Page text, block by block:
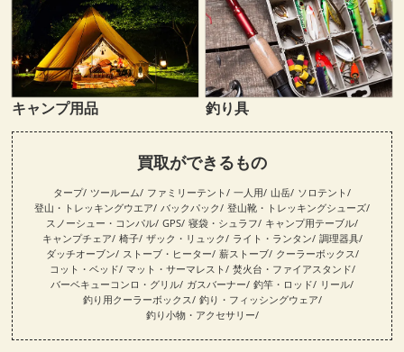
キャンプ用品 釣り具
買取ができるもの
タープ ツールーム ファミリーテント 一人用 山岳 ソロテント
登山・トレッキングウエア
バックパック
登山靴・トレッキングシューズ
スノーシュー・コンパル GPS 寝袋・シュラフ
キャンプ用テーブル
キャンプチェア 椅子 ザック・リュック ライト・ランタン 調理器具
ダッチオーブン
ストーブ・ヒーター 薪ストーブ
クーラーボックス
コット・ベッド
マット・サーマレスト
焚火台・ファイアスタンド
バーベキューコンロ・グリル ガスバーナー 釣竿・ロッド
リール
釣り用クーラーボックス
釣り・フィッシングウェア
釣り小物・アクセサリー